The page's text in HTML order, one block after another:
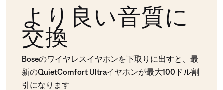
より良い音質に
交換
Boseのワイヤレスイヤホンを下取りに出すと、最
新のQuietComfort Ultraイヤホンが最大100ドル割
引になります